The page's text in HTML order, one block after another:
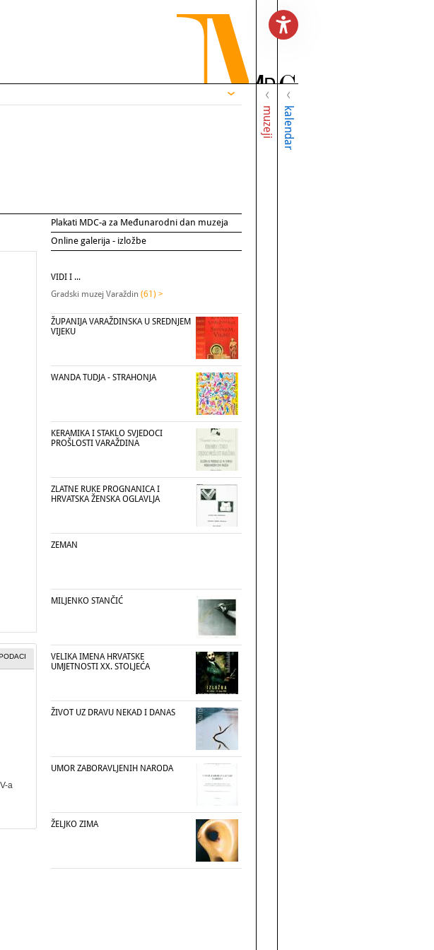
muzeji kalendar
Plakati MDC-a za Međunarodni dan muzeja
Online galerija - izložbe
a
VIDI I ...
Gradski muzej Varaždin (61) >
ŽUPANIJA VARAŽDINSKA U SREDNJEM
VIJEKU
WANDA TUDJA - STRAHONJA
KERAMIKA I STAKLO SVJEDOCI
PROŠLOSTI VARAŽDINA
ZLATNE RUKE PROGNANICA I
HRVATSKA ŽENSKA OGLAVLJA
ZEMAN
MILJENKO STANČIĆ
VELIKA IMENA HRVATSKE
UMJETNOSTI XX. STOLJEĆA
ŽIVOT UZ DRAVU NEKAD I DANAS
UMOR ZABORAVLJENIH NARODA
ŽELJKO ZIMA